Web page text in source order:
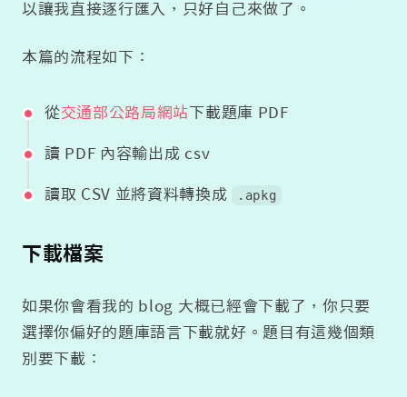
以讓我直接逐行匯入，只好自己來做了。
本篇的流程如下：
從交通部公路局網站下載題庫 PDF
讀 PDF 內容輸出成 csv
讀取 CSV 並將資料轉換成 .apkg
下載檔案
如果你會看我的 blog 大概已經會下載了，你只要
選擇你偏好的題庫語言下載就好。題目有這幾個類
別要下載：